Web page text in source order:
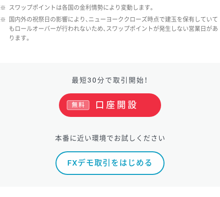
※ スワップポイントは各国の金利情勢により変動します。
※
国内外の祝祭日の影響により、ニューヨーククローズ時点で建玉を保有していて
もロールオーバーが行われないため、スワップポイントが発生しない営業日があ
ります。
最短30分で取引開始！
口座開設
無料
本番に近い環境でお試しください
FXデモ取引をはじめる